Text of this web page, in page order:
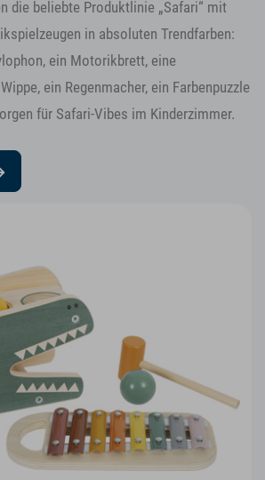
die beliebte Produktlinie „Safari“ mit
in absoluten Trendfarben:
ein Motorikbrett, eine
ein Regenmacher, ein Farbenpuzzle
für Safari-Vibes im Kinderzimmer.